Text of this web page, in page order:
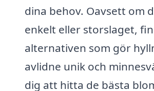
dina behov. Oavsett om
enkelt eller storslaget,
alternativen som gör
avlidne unik och
dig att hitta de bästa